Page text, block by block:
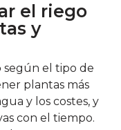
el riego
y
según el tipo de
plantas más
y los costes, y
con el tiempo.